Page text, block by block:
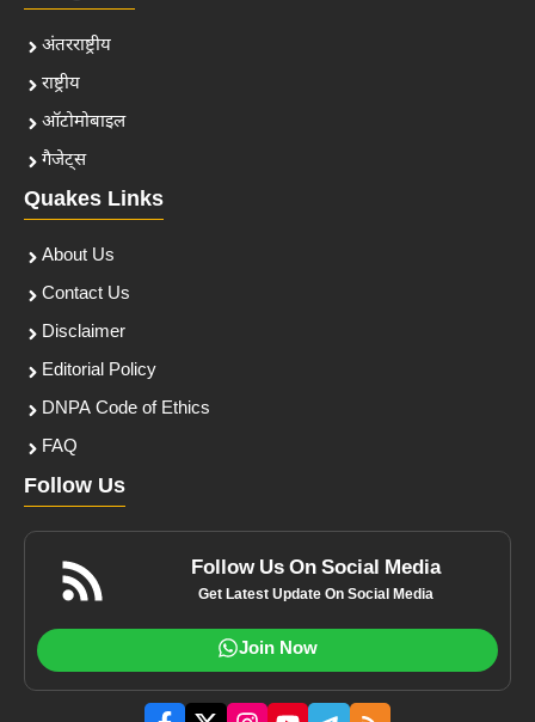
अंतरराष्ट्रीय
राष्ट्रीय
ऑटोमोबाइल
गैजेट्स
Quakes Links
About Us
Contact Us
Disclaimer
Editorial Policy
DNPA Code of Ethics
FAQ
Follow Us
Follow Us On Social Media
Get Latest Update On Social Media
Join Now